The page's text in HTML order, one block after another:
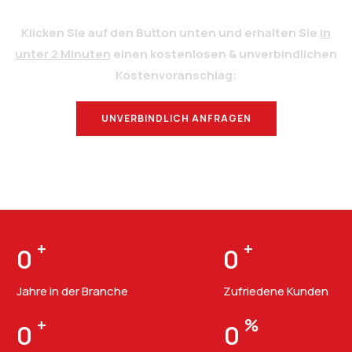
Klicken Sie auf den Button unten und erhalten Sie in
unter 2 Minuten einen kostenlosen & unverbindlichen
Kostenvoranschlag:
UNVERBINDLICH ANFRAGEN
0 +
Jahre in der Branche
0 +
Zufriedene Kunden
0 + 0 %